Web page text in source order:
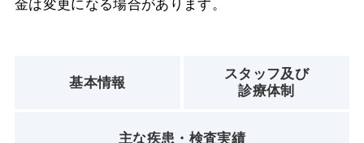
金は変更になる場合があります。
基本情報
スタッフ及び
診療体制
主な疾患・検査実績